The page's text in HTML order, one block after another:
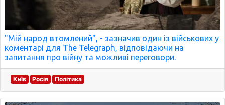
"Мій народ втомлений", - зазначив один із військових у
коментарі для The Telegraph, відповідаючи на
запитання про війну та можливі переговори.
Київ Росія Політика